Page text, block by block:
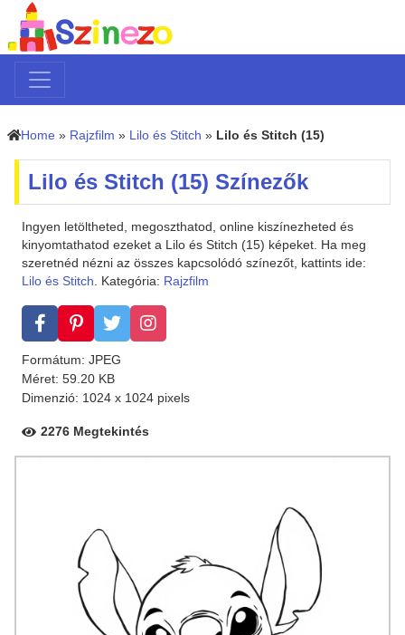
Home » Rajzfilm » Lilo és Stitch » Lilo és Stitch (15)
Lilo és Stitch (15) Színezők
Ingyen letöltheted, megoszthatod, online kiszínezheted és
kinyomtathatod ezeket a Lilo és Stitch (15) képeket. Ha meg
szeretnéd nézni az összes kapcsolódó színezőt, kattints ide:
Lilo és Stitch. Kategória: Rajzfilm
Formátum: JPEG
Méret: 59.20 KB
Dimenzió: 1024 x 1024 pixels
2276 Megtekintés